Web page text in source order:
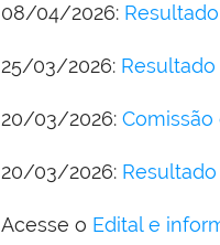
08/04/2026:
25/03/2026:
20/03/2026:
20/03/2026:
Acesse o Edital e